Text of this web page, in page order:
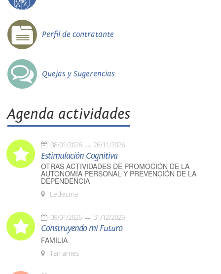
Perfil de contratante
Quejas y Sugerencias
Agenda actividades
08/01/2026 26/11/2026
Estimulación Cognitiva
OTRAS ACTIVIDADES DE PROMOCIÓN DE LA
AUTONOMÍA PERSONAL Y PREVENCIÓN DE LA
DEPENDENCIA
Ledesma
09/01/2026 31/12/2026
Construyendo mi Futuro
FAMILIA
Tamames